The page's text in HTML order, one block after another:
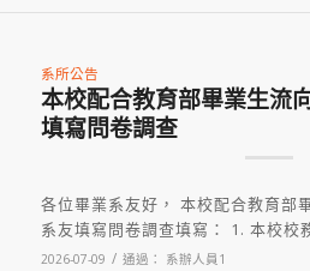
系所公告
本校配合教育部畢業生流
填寫問卷調查
各位畢業系友好， 本校配合教育部
系友填寫問卷調查填寫： 1. 本校
2026-07-09 / 通過： 系辦人員1